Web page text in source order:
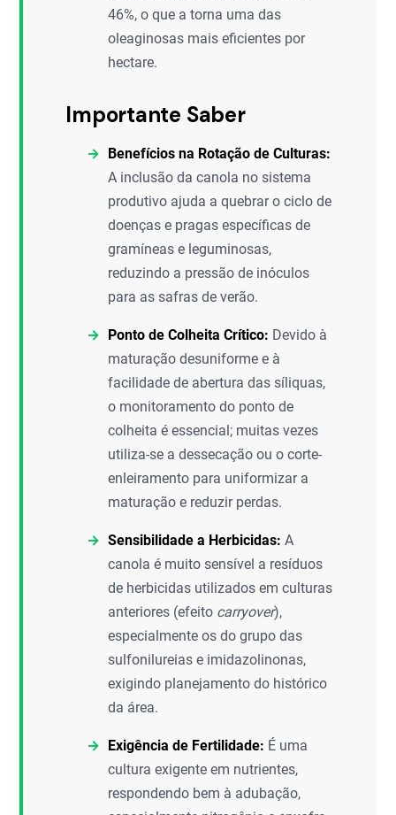
46%, o que a torna uma das
oleaginosas mais eficientes por
hectare.
Importante Saber
Benefícios na Rotação de Culturas:
A inclusão da canola no sistema
produtivo ajuda a quebrar o ciclo de
doenças e pragas específicas de
gramíneas e leguminosas,
reduzindo a pressão de inóculos
para as safras de verão.
Ponto de Colheita Crítico: Devido à
maturação desuniforme e à
facilidade de abertura das síliquas,
o monitoramento do ponto de
colheita é essencial; muitas vezes
utiliza-se a dessecação ou o corte-
enleiramento para uniformizar a
maturação e reduzir perdas.
Sensibilidade a Herbicidas: A
canola é muito sensível a resíduos
de herbicidas utilizados em culturas
anteriores (efeito carryover),
especialmente os do grupo das
sulfonilureias e imidazolinonas,
exigindo planejamento do histórico
da área.
Exigência de Fertilidade: É uma
cultura exigente em nutrientes,
respondendo bem à adubação,